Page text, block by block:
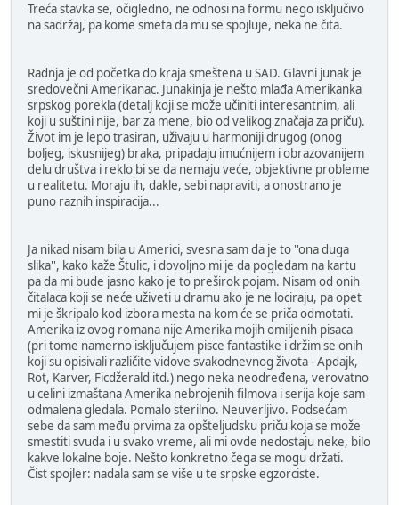
Treća stavka se, očigledno, ne odnosi na formu nego isključivo
na sadržaj, pa kome smeta da mu se spojluje, neka ne čita.
Radnja je od početka do kraja smeštena u SAD. Glavni junak je
sredovečni Amerikanac. Junakinja je nešto mlađa Amerikanka
srpskog porekla (detalj koji se može učiniti interesantnim, ali
koji u suštini nije, bar za mene, bio od velikog značaja za priču).
Život im je lepo trasiran, uživaju u harmoniji drugog (onog
boljeg, iskusnijeg) braka, pripadaju imućnijem i obrazovanijem
delu društva i reklo bi se da nemaju veće, objektivne probleme
u realitetu. Moraju ih, dakle, sebi napraviti, a onostrano je
puno raznih inspiracija...
Ja nikad nisam bila u Americi, svesna sam da je to ''ona duga
slika'', kako kaže Štulic, i dovoljno mi je da pogledam na kartu
pa da mi bude jasno kako je to preširok pojam. Nisam od onih
čitalaca koji se neće uživeti u dramu ako je ne lociraju, pa opet
mi je škripalo kod izbora mesta na kom će se priča odmotati.
Amerika iz ovog romana nije Amerika mojih omiljenih pisaca
(pri tome namerno isključujem pisce fantastike i držim se onih
koji su opisivali različite vidove svakodnevnog života - Apdajk,
Rot, Karver, Ficdžerald itd.) nego neka neodređena, verovatno
u celini izmaštana Amerika nebrojenih filmova i serija koje sam
odmalena gledala. Pomalo sterilno. Neuverljivo. Podsećam
sebe da sam među prvima za opšteljudsku priču koja se može
smestiti svuda i u svako vreme, ali mi ovde nedostaju neke, bilo
kakve lokalne boje. Nešto konkretno čega se mogu držati.
Čist spojler: nadala sam se više u te srpske egzorciste.